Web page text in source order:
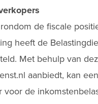
de fiscale
heeft de
Met behulp van
aanbiedt, kan
voor de